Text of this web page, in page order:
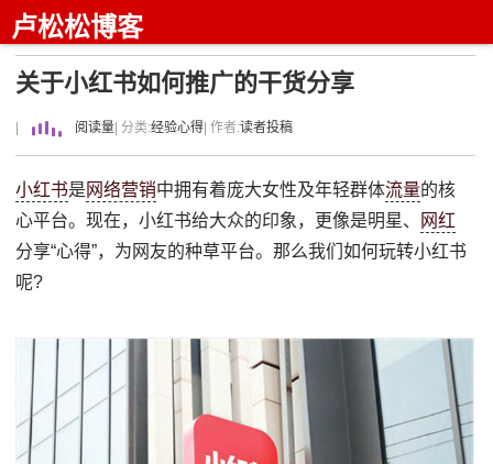
卢松松博客
关于小红书如何推广的干货分享
阅读量 | 分类:经验心得 | 作者:读者投稿
小红书是 网络营销中拥有着庞大女性及年轻群体流量的核
心平台。现在，小红书给大众的印象，更像是明星、
网红
分享“心得”，为网友的种草平台。那么我们如何玩转小红书
呢?